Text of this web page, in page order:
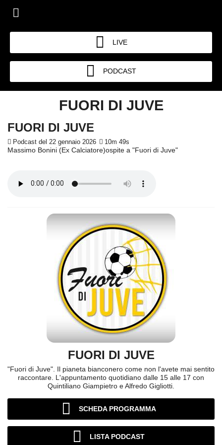
LIVE
PODCAST
FUORI DI JUVE
FUORI DI JUVE
Podcast del 22 gennaio 2026 10m 49s
Massimo Bonini (Ex Calciatore)ospite a "Fuori di Juve"
FUORI DI JUVE
"Fuori di Juve". Il pianeta bianconero come non l'avete mai sentito
raccontare. L'appuntamento quotidiano dalle 15 alle 17 con
Quintiliano Giampietro e Alfredo Gigliotti.
SCHEDA PROGRAMMA
LISTA PODCAST